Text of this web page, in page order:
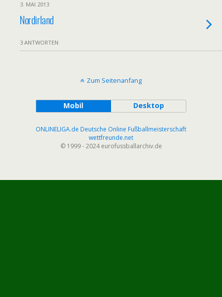
3. MAI 2013
Nordirland
3 ANTWORTEN
Zum Seitenanfang
Mobil Desktop
ONLINELIGA.de Deutsche Online Fußballmeisterschaft
wettfreunde.net
© 1999 - 2024 eurofussballarchiv.de